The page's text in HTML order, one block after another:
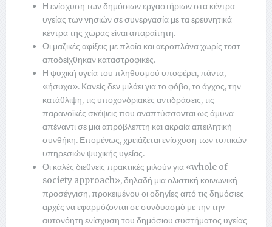
Η ενίσχυση των δημόσιων εργαστήριων στα κέντρα
υγείας των νησιών σε συνεργασία με τα ερευνητικά
κέντρα της χώρας είναι απαραίτητη.
Οι μαζικές αφίξεις με πλοία και αεροπλάνα χωρίς τεστ
αποδείχθηκαν καταστροφικές.
Η ψυχική υγεία του πληθυσμού υποφέρει, πάντα,
«ήσυχα». Κανείς δεν μιλάει για το φόβο, το άγχος, την
κατάθλιψη, τις υποχονδριακές αντιδράσεις, τις
παρανοϊκές σκέψεις που αναπτύσσονται ως άμυνα
απέναντι σε μια απρόβλεπτη και ακραία απειλητική
συνθήκη. Επομένως, χρειάζεται ενίσχυση των τοπικών
υπηρεσιών ψυχικής υγείας.
Οι καλές διεθνείς πρακτικές μιλούν για «whole of
society approach», δηλαδή μια ολιστική κοινωνική
προσέγγιση, προκειμένου οι οδηγίες από τις δημόσιες
αρχές να εφαρμόζονται σε συνδυασμό με την την
αυτονόητη ενίσχυση του δημόσιου συστήματος υγείας